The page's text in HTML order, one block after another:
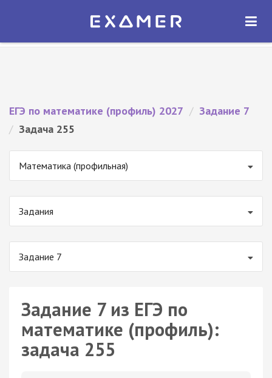
Экзамер — ЕГЭ 2027
ОТКРЫТЬ
ЕГЭ по математике (профиль) 2027 / Задание 7
/ Задача 255
Математика (профильная)
Задания
Задание 7
Задание 7 из ЕГЭ по
математике (профиль):
задача 255